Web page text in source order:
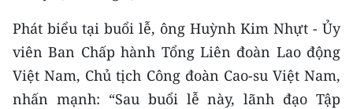
TIN MỚI
TIN ĐỊA PHƯƠNG
Phát biểu tại buổi lễ, ông Huỳnh Kim Nhựt - Ủy
viên Ban Chấp hành Tổng Liên đoàn Lao động
Việt Nam, Chủ tịch Công đoàn Cao-su Việt Nam,
nhấn mạnh: “Sau buổi lễ này, lãnh đạo Tập